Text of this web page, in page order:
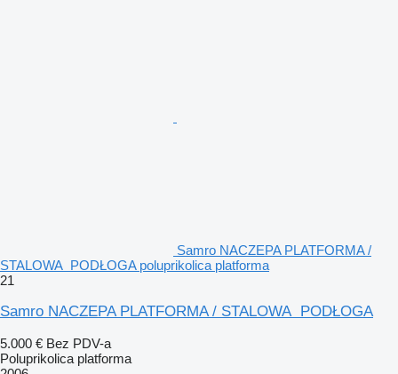
Samro NACZEPA PLATFORMA /
STALOWA PODŁOGA poluprikolica platforma
21
Samro NACZEPA PLATFORMA / STALOWA PODŁOGA
5.000 € Bez PDV-a
Poluprikolica platforma